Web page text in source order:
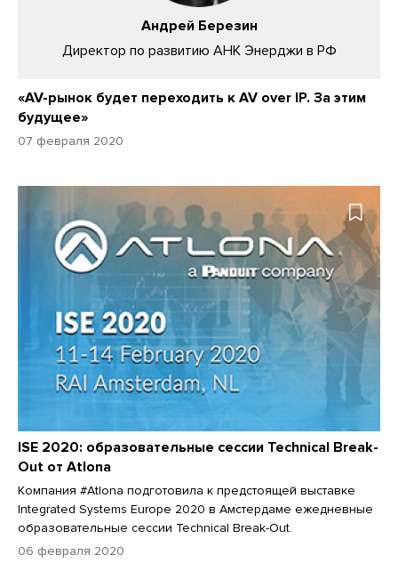
Андрей Березин
Директор по развитию АНК Энерджи в РФ
«AV-рынок будет переходить к AV over IP. За этим
будущее»
07 февраля 2020
ISE 2020: образовательные сессии Technical Break-
Out от Atlona
Компания #Atlona подготовила к предстоящей выставке
Integrated Systems Europe 2020 в Амстердаме ежедневные
образовательные сессии Technical Break-Out.
06 февраля 2020